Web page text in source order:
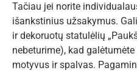
Tačiau jei norite
išankstinius užsakymus.
ir dekoruotų statulėlių
nebeturime), kad
motyvus ir spalvas.